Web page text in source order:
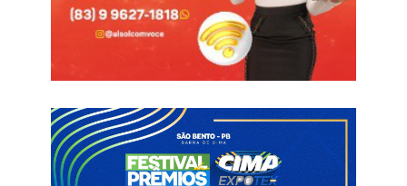
mais necessitam de apoio.
Segundo a secretária, a parceria entre instituições e
representantes do Governo do Estado fortalece iniciativas que
sensibilidade.
Informações com Assessoria